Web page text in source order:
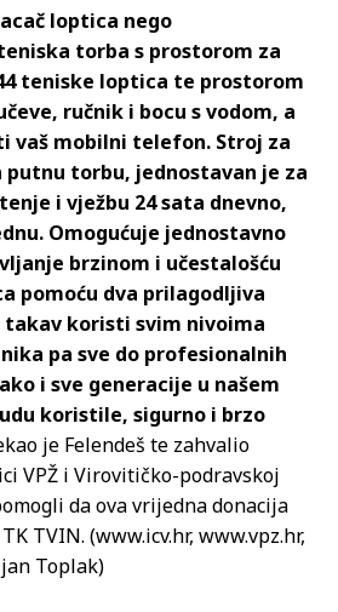
loptica nego
torba s prostorom za
teniske loptica te prostorom
ručnik i bocu s vodom, a
vaš mobilni telefon. Stroj za
torbu, jednostavan je za
i vježbu 24 sata dnevno,
Omogućuje jednostavno
brzinom i učestalošću
pomoću dva prilagodljiva
takav koristi svim nivoima
pa sve do profesionalnih
i sve generacije u našem
koristile, sigurno i brzo
je Felendeš te zahvalio
VPŽ i Virovitičko-podravskoj
da ova vrijedna donacija
TVIN. (www.icv.hr, www.vpz.hr,
Toplak)